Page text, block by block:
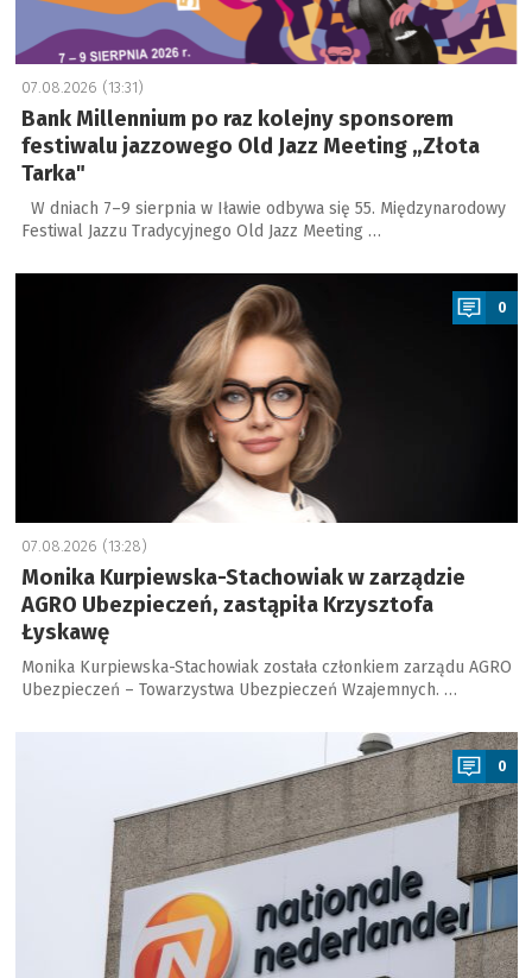
07.08.2026 (13:31)
Bank Millennium po raz kolejny sponsorem
festiwalu jazzowego Old Jazz Meeting „Złota
Tarka"
W dniach 7–9 sierpnia w Iławie odbywa się 55. Międzynarodowy
Festiwal Jazzu Tradycyjnego Old Jazz Meeting …
a
0
07.08.2026 (13:28)
Monika Kurpiewska-Stachowiak w zarządzie
AGRO Ubezpieczeń, zastąpiła Krzysztofa
Łyskawę
Monika Kurpiewska-Stachowiak została członkiem zarządu AGRO
Ubezpieczeń – Towarzystwa Ubezpieczeń Wzajemnych. …
0